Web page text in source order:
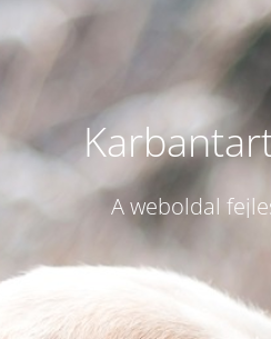
A weboldal